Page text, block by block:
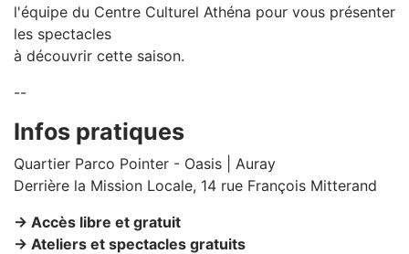
l'équipe du Centre Culturel Athéna pour vous présenter
les spectacles
à découvrir cette saison.
--
Infos pratiques
Quartier Parco Pointer - Oasis | Auray
Derrière la Mission Locale, 14 rue François Mitterand
→ Accès libre et gratuit
→ Ateliers et spectacles gratuits